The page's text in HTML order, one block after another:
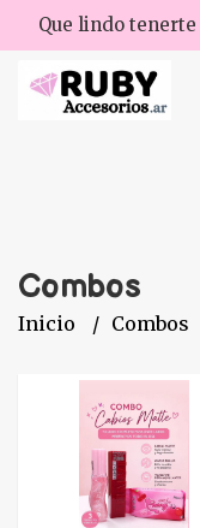
Que lindo
Combos
Inicio Combos